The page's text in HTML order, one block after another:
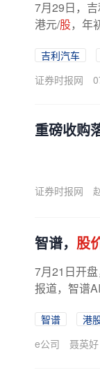
7月29日，
港元/股，年
吉利汽车
证券时报网
重磅收购
证券时报网
智谱， 股
7月21日开
报道，智谱
智谱 港
e公司
聂英好